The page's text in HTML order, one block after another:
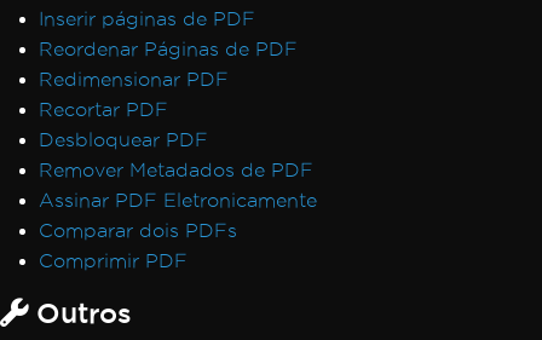
Inserir páginas de PDF
Reordenar Páginas de PDF
Redimensionar PDF
Recortar PDF
Desbloquear PDF
Remover Metadados de PDF
Assinar PDF Eletronicamente
Comparar dois PDFs
Comprimir PDF
Outros